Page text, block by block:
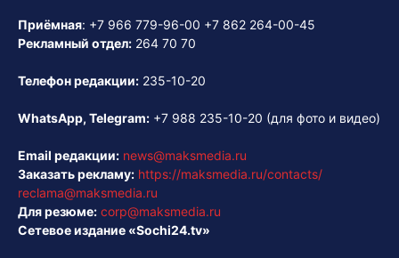
Приёмная: +7 966 779-96-00 +7 862 264-00-45
Рекламный отдел: 264 70 70
Телефон редакции: 235-10-20
WhatsApp, Telegram: +7 988 235-10-20 (для фото и видео)
Email редакции: news@maksmedia.ru
Заказать рекламу: https://maksmedia.ru/contacts/
reclama@maksmedia.ru
Для резюме: corp@maksmedia.ru
Сетевое издание «Sochi24.tv»